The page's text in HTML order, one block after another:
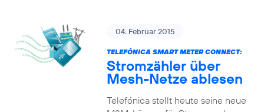
04. Februar 2015
TELEFÓNICA SMART METER CONNECT:
Stromzähler über
Mesh-Netze ablesen
Telefónica stellt heute seine neue